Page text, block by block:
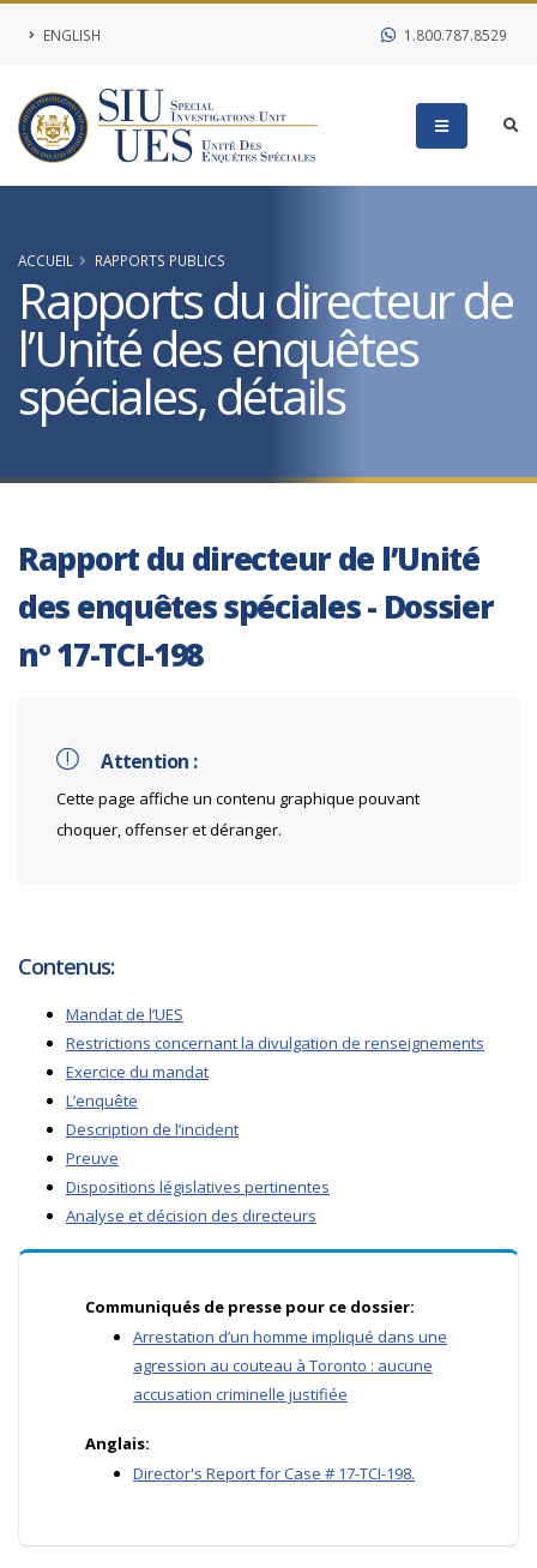
ENGLISH 1.800.787.8529
ACCUEIL RAPPORTS PUBLICS
Rapports du directeur de
l’Unité des enquêtes
spéciales, détails
Rapport du directeur de l’Unité
des enquêtes spéciales - Dossier
nº 17-TCI-198
Attention :
Cette page affiche un contenu graphique pouvant
choquer, offenser et déranger.
Contenus:
Mandat de l’UES
Restrictions concernant la divulgation de renseignements
Exercice du mandat
L’enquête
Description de l’incident
Preuve
Dispositions législatives pertinentes
Analyse et décision des directeurs
Communiqués de presse pour ce dossier:
Arrestation d’un homme impliqué dans une
agression au couteau à Toronto : aucune
accusation criminelle justifiée
Anglais:
Director's Report for Case # 17-TCI-198.